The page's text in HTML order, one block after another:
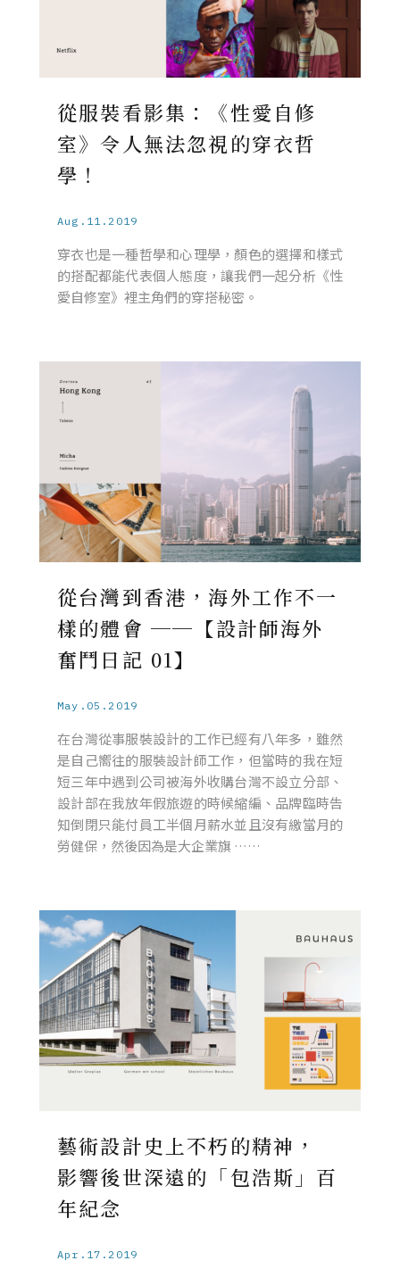
從服裝看影集：《性愛自修
室》令人無法忽視的穿衣哲
學！
Aug.11.2019
穿衣也是一種哲學和心理學，顏色的選擇和樣式
的搭配都能代表個人態度，讓我們一起分析《性
愛自修室》裡主角們的穿搭秘密。
從台灣到香港，海外工作不一
樣的體會 ──【設計師海外
奮鬥日記 01】
May.05.2019
在台灣從事服裝設計的工作已經有八年多，雖然
是自己嚮往的服裝設計師工作，但當時的我在短
短三年中遇到公司被海外收購台灣不設立分部、
設計部在我放年假旅遊的時候縮編、品牌臨時告
知倒閉只能付員工半個月薪水並且沒有繳當月的
勞健保，然後因為是大企業旗 ……
藝術設計史上不朽的精神，
影響後世深遠的「包浩斯」百
年紀念
Apr.17.2019